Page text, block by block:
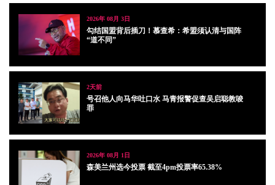
2026年 08月 3日
勾结国盟背后插刀！慕查希：希盟须认清与国阵
“道不同”
2天前
号召他人向马华吐口水 马青报警促查吴启聪教唆
罪
2026年 08月 1日
森美兰州选今投票 截至4pm投票率65.38%